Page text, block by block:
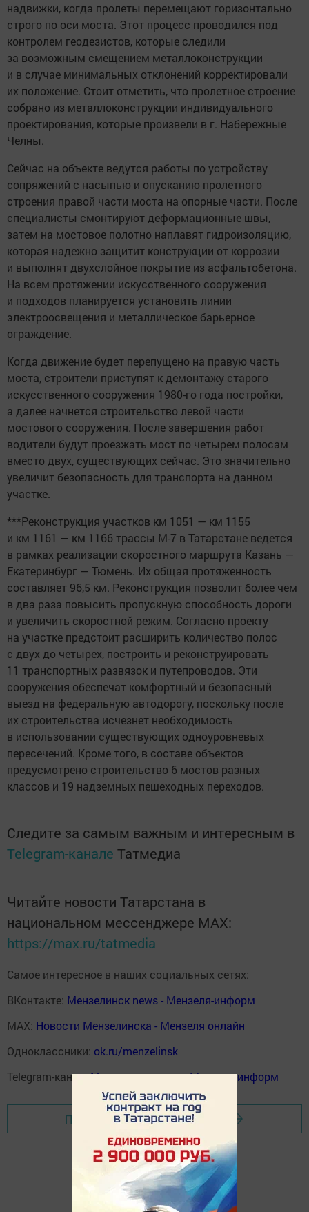
надвижки, когда пролеты перемещают горизонтально
строго по оси моста. Этот процесс проводился под
контролем геодезистов, которые следили
за возможным смещением металлоконструкции
и в случае минимальных отклонений корректировали
их положение. Стоит отметить, что пролетное строение
собрано из металлоконструкции индивидуального
проектирования, которые произвели в г. Набережные
Челны.
Сейчас на объекте ведутся работы по устройству
сопряжений с насыпью и опусканию пролетного
строения правой части моста на опорные части. После
специалисты смонтируют деформационные швы,
затем на мостовое полотно наплавят гидроизоляцию,
которая надежно защитит конструкции от коррозии
и выполнят двухслойное покрытие из асфальтобетона.
На всем протяжении искусственного сооружения
и подходов планируется установить линии
электроосвещения и металлическое барьерное
ограждение.
Когда движение будет перепущено на правую часть
моста, строители приступят к демонтажу старого
искусственного сооружения 1980-го года постройки,
а далее начнется строительство левой части
мостового сооружения. После завершения работ
водители будут проезжать мост по четырем полосам
вместо двух, существующих сейчас. Это значительно
увеличит безопасность для транспорта на данном
участке.
***Реконструкция участков км 1051 — км 1155
и км 1161 — км 1166 трассы М-7 в Татарстане ведется
в рамках реализации скоростного маршрута Казань —
Екатеринбург — Тюмень. Их общая протяженность
составляет 96,5 км. Реконструкция позволит более чем
в два раза повысить пропускную способность дороги
и увеличить скоростной режим. Согласно проекту
на участке предстоит расширить количество полос
с двух до четырех, построить и реконструировать
11 транспортных развязок и путепроводов. Эти
сооружения обеспечат комфортный и безопасный
выезд на федеральную автодорогу, поскольку после
их строительства исчезнет необходимость
в использовании существующих одноуровневых
пересечений. Кроме того, в составе объектов
предусмотрено строительство 6 мостов разных
классов и 19 надземных пешеходных переходов.
Следите за самым важным и интересным в
Telegram-канале Татмедиа
Читайте новости Татарстана в
национальном мессенджере MАХ:
https://max.ru/tatmedia
Самое интересное в наших социальных сетях:
ВКонтакте: Мензелинск news - Мензеля-информ
MAX: Новости Мензелинска - Мензеля онлайн
Одноклассники: ok.ru/menzelinsk
Telegram-канал:Мензелинск news - Мензеля-информ
Перейти на страницу новости